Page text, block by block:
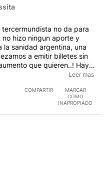
no da para
hizo ningun aporte y
la sanidad argentina, una
a emitir billetes sin
cosa , encima quieren
ingresos o menos
Leer mas
COMPARTIR
MARCAR
COMO
INAPROPIADO